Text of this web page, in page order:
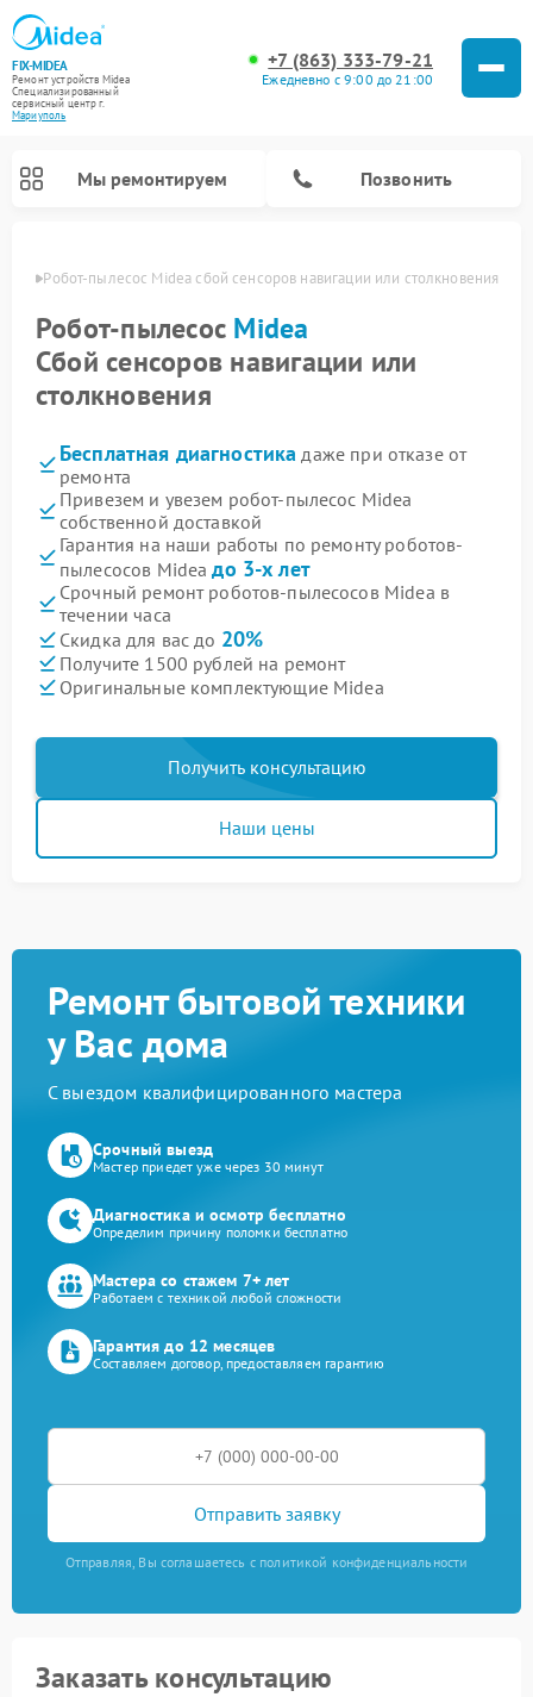
FIX-MIDEA
Ремонт устройств Midea
Специализированный
cервисный центр г.
Мариуполь
+7 (863) 333-79-21
Ежедневно с 9:00 до 21:00
Мы ремонтируем Позвонить
Робот-пылесос Midea сбой сенсоров навигации или столкновения
Робот-пылесос Midea
Сбой сенсоров навигации или
столкновения
Бесплатная диагностика даже при отказе от
ремонта
Привезем и увезем робот-пылесос Midea
собственной доставкой
Гарантия на наши работы по ремонту роботов-
пылесосов Mideaдо 3-х лет
Срочный ремонт роботов-пылесосов Midea в
течении часа
Скидка для вас до 20%
Получите 1500 рублей на ремонт
Оригинальные комплектующие Midea
Получить консультацию
Наши цены
Ремонт бытовой техники
у Вас дома
С выездом квалифицированного мастера
Срочный выезд
Мастер приедет уже через 30 минут
Диагностика и осмотр бесплатно
Определим причину поломки бесплатно
Мастера со стажем 7+ лет
Работаем с техникой любой сложности
Гарантия до 12 месяцев
Составляем договор, предоставляем гарантию
Отправить заявку
Отправляя, Вы соглашаетесь с политикой конфиденциальности
Заказать консультацию